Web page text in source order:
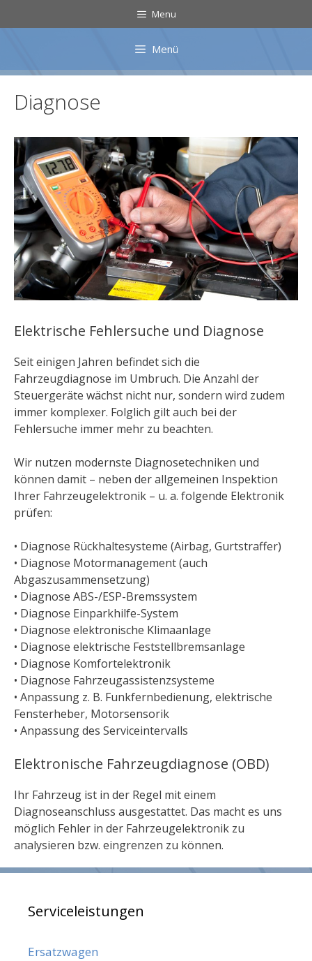
Inhalt
Menu
Menü
Diagnose
Elektrische Fehlersuche und Diagnose
Seit einigen Jahren befindet sich die
Fahrzeugdiagnose im Umbruch. Die Anzahl der
Steuergeräte wächst nicht nur, sondern wird zudem
immer komplexer. Folglich gilt auch bei der
Fehlersuche immer mehr zu beachten.
Wir nutzen modernste Diagnosetechniken und
können damit – neben der allgemeinen Inspektion
Ihrer Fahrzeugelektronik – u. a. folgende Elektronik
prüfen:
• Diagnose Rückhaltesysteme (Airbag, Gurtstraffer)
• Diagnose Motormanagement (auch
Abgaszusammensetzung)
• Diagnose ABS-/ESP-Bremssystem
• Diagnose Einparkhilfe-System
• Diagnose elektronische Klimaanlage
• Diagnose elektrische Feststellbremsanlage
• Diagnose Komfortelektronik
• Diagnose Fahrzeugassistenzsysteme
• Anpassung z. B. Funkfernbedienung, elektrische
Fensterheber, Motorsensorik
• Anpassung des Serviceintervalls
Elektronische Fahrzeugdiagnose (OBD)
Ihr Fahrzeug ist in der Regel mit einem
Diagnoseanschluss ausgestattet. Das macht es uns
möglich Fehler in der Fahrzeugelektronik zu
analysieren bzw. eingrenzen zu können.
Serviceleistungen
Ersatzwagen